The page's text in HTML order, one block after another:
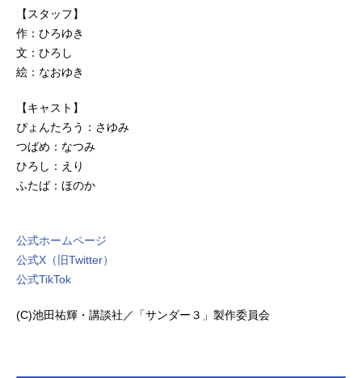
【スタッフ】
作：ひろゆき
文：ひろし
絵：なおゆき
【キャスト】
ぴょんたろう：さゆみ
つばめ：なつみ
ひろし：えり
ふたば：ほのか
公式ホームページ
公式X（旧Twitter）
公式TikTok
(C)池田祐輝・講談社／「サンダー３」製作委員会